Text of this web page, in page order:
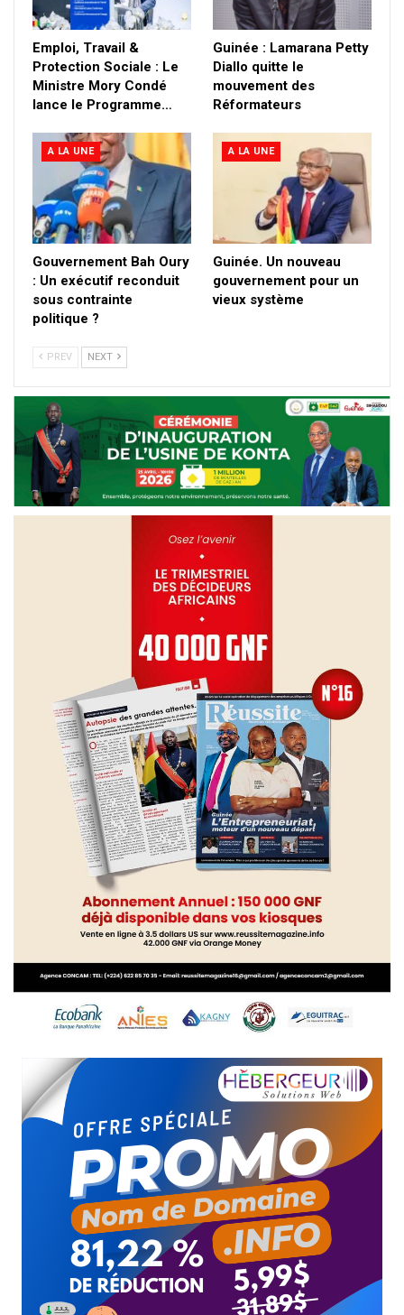
Emploi, Travail &
Protection Sociale : Le
Ministre Mory Condé
lance le Programme…
Guinée : Lamarana Petty
Diallo quitte le
mouvement des
Réformateurs
A LA UNE
Gouvernement Bah Oury
: Un exécutif reconduit
sous contrainte
politique ?
A LA UNE
Guinée. Un nouveau
gouvernement pour un
vieux système
PREV NEXT